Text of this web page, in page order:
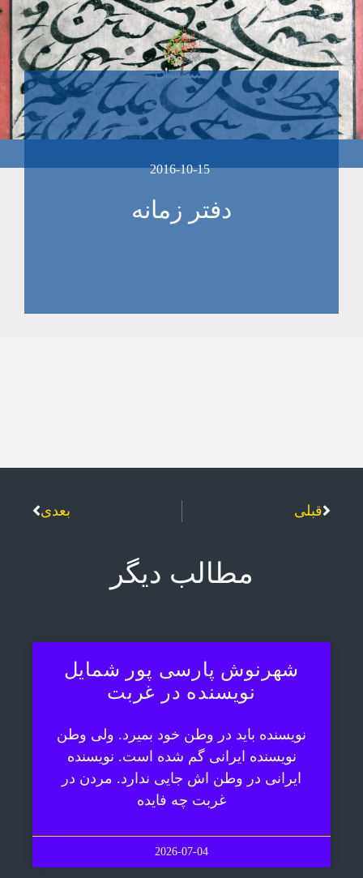
2016-10-15
دفتر زمانه
قبلی بعدی
مطالب دیگر
شهرنوش پارسی پور شمایل
نویسنده در غربت
نویسنده باید در وطن خود بمیرد. ولی وطن
نویسنده ایرانی گم شده است. نویسنده
ایرانی در وطن اش جایی ندارد. مردن در
غربت چه فایده
2026-07-04